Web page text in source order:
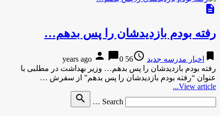
description
رفته بودم بازدیدشان را پس بدهم…
bookmark اخبار مدرسه جدید access_time
56 years ago
person chat_bubble0
رفته بودم بازدیدشان را پس بدهم… وزیر بهداشت در مطلبی با
عنوان “رفته بودم بازدیدشان را پس بدهم” از سفرش …
View article...
Search …
search